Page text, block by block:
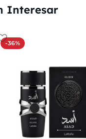
Interesar
-36%